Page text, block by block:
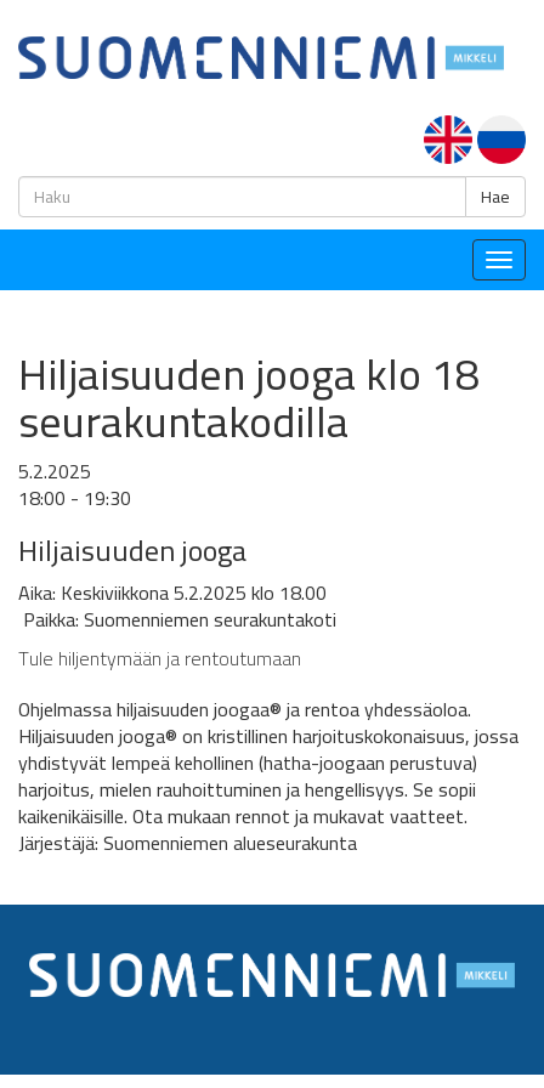
Hae
Hiljaisuuden jooga klo 18
seurakuntakodilla
5.2.2025
18:00 - 19:30
Hiljaisuuden jooga
Aika: Keskiviikkona 5.2.2025 klo 18.00
Paikka:Suomenniemen seurakuntakoti
Tule hiljentymään ja rentoutumaan
Ohjelmassa hiljaisuuden joogaa® ja rentoa yhdessäoloa.
Hiljaisuuden jooga® on kristillinen harjoituskokonaisuus, jossa
yhdistyvät lempeä kehollinen (hatha-joogaan perustuva)
harjoitus, mielen rauhoittuminen ja hengellisyys. Se sopii
kaikenikäisille. Ota mukaan rennot ja mukavat vaatteet.
Järjestäjä: Suomenniemen alueseurakunta